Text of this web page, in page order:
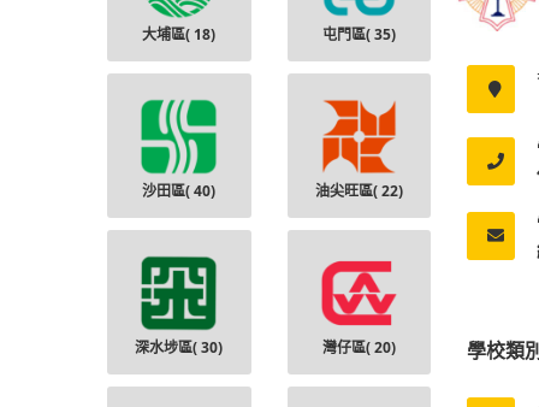
學校類
大埔區( 18) 屯門區(35)
沙田區(40) 油尖旺區(22)
深水埗區(30) 灣仔區(20)